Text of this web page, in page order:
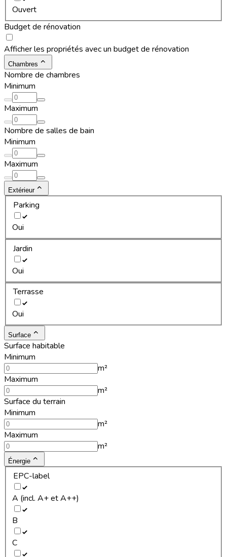
Ouvert
Budget de rénovation
Afficher les propriétés avec un budget de rénovation
Chambres
Nombre de chambres
Minimum
Maximum
Nombre de salles de bain
Minimum
Maximum
Extérieur
Parking
Oui
Jardin
Oui
Terrasse
Oui
Surface
Surface habitable
Minimum
m²
Maximum
m²
Surface du terrain
Minimum
m²
Maximum
m²
Énergie
EPC-label
A (incl. A+ et A++)
B
C